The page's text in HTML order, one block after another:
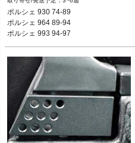
12REN：SP01
Color & Material: Carbon Gloss
ポルシェ 930 74-89
ポルシェ 964 89-94
ポルシェ 993 94-97
ポルシェ 930 74-89
ポルシェ 964 89-94
ポルシェ 993 94-97